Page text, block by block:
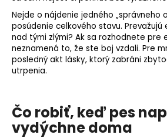
Nejde o nájdenie jedného „správneho
posúdenie celkového stavu.
nad tými zlými? Ak sa rozhodnete pre
neznamená to, že ste boj vzdali. Pre
posledný akt lásky, ktorý zabráni
utrpenia.
Čo robiť, keď pes
vydýchne doma